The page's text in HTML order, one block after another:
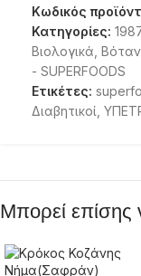
Κωδικός
Κατηγορίες:
Βιολογικά
- SUPERFOODS
Ετικέτες:
Διαβητικοί
Μπορεί επίσης